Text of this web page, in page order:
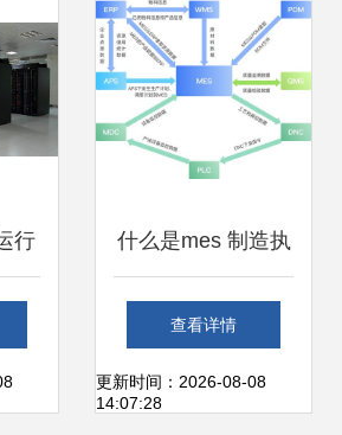
护
行
案
什么是mes 制造执
行系统 mes系统的
定位 特点及功能详
查看详情
更新时间：2026-08-08
14:07:28